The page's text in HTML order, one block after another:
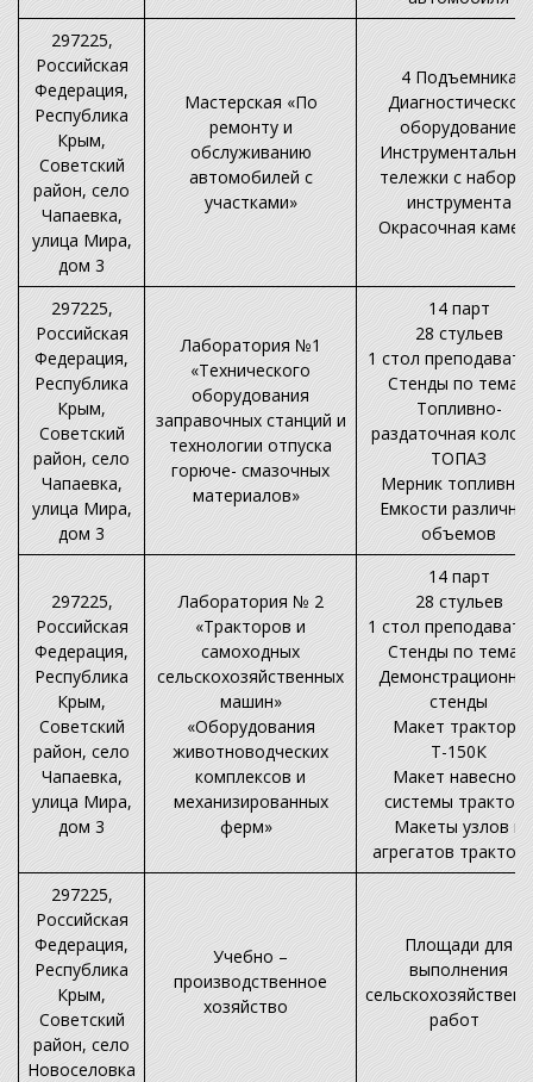
297225,
Российская
Федерация,
Республика
Крым,
Советский
район, село
Чапаевка,
улица Мира,
дом 3
Мастерская «По
ремонту и
обслуживанию
автомобилей с
участками»
4 Подъемника
Диагностическое
оборудование
тележки с
инструмента
Окрасочная
297225,
Российская
Федерация,
Республика
Крым,
Советский
район, село
Чапаевка,
улица Мира,
дом 3
Лаборатория №1
«Технического
оборудования
заправочных станций и
технологии отпуска
горюче- смазочных
материалов»
14 парт
28 стульев
1 стол
Стенды по темам
Топливно-
раздаточная
ТОПАЗ
Мерник
Емкости
объемов
297225,
Российская
Федерация,
Республика
Крым,
Советский
район, село
Чапаевка,
улица Мира,
дом 3
Лаборатория № 2
«Тракторов и
самоходных
сельскохозяйственных
машин»
«Оборудования
животноводческих
комплексов и
механизированных
ферм»
14 парт
28 стульев
1 стол
Стенды по темам
стенды
Макет трактора
Т-150К
Макет навесной
системы трактора
Макеты узлов и
агрегатов
297225,
Российская
Федерация,
Республика
Крым,
Советский
район, село
Новоселовка
Учебно –
производственное
хозяйство
Площади для
выполнения
работ